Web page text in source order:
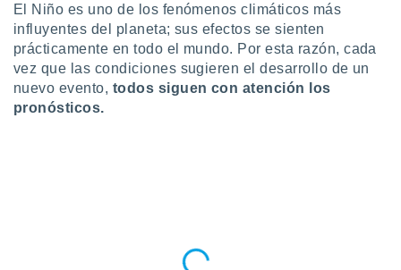
más
nuestra
y
El Niño es uno de los fenómenos climáticos más
influyentes del planeta; sus efectos se sienten
prácticamente en todo el mundo. Por esta razón, cada
vez que las condiciones sugieren el desarrollo de un
nuevo evento, todos siguen con atención los
pronósticos.